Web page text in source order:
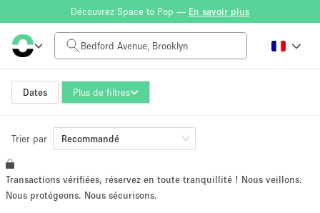
Découvrez Space to Pop — En savoir plus
Dates Plus de filtres
Tarif à la journée
$0
Taille de l'espace
~ 13 personnes
Trier par Recommandé
Transactions vérifiées, réservez en toute tranquillité ! Nous veillons.
Nous protégeons. Nous sécurisons.